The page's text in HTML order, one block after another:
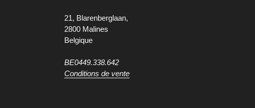
21, Blarenberglaan,
2800 Malines
Belgique
BE0449.338.642
Conditions de vente